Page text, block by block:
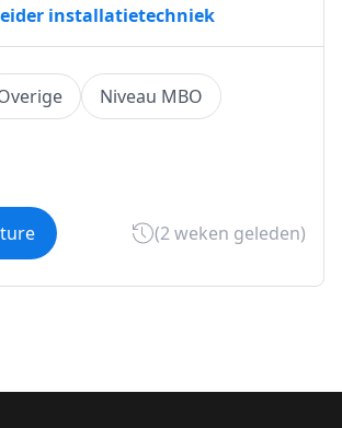
installatietechniek
Niveau MBO
(2 weken geleden)